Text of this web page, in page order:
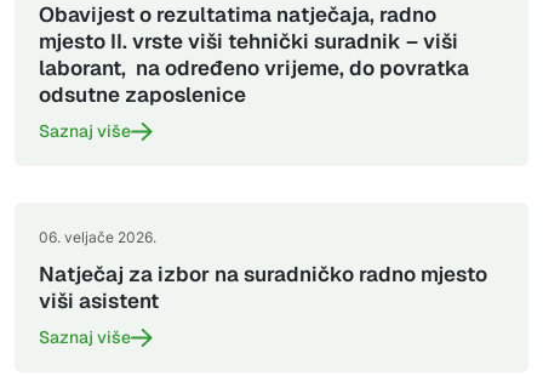
Obavijest o rezultatima natječaja, radno
mjesto II. vrste viši tehnički suradnik – viši
laborant, na određeno vrijeme, do povratka
odsutne zaposlenice
Saznaj više
06. veljače 2026.
Natječaj za izbor na suradničko radno mjesto
viši asistent
Saznaj više